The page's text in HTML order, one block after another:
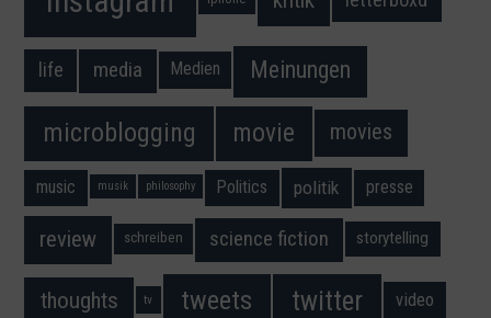
life media Medien Meinungen
microblogging movie movies
music musik philosophy Politics politik presse
review schreiben science fiction storytelling
thoughts tv tweets twitter video